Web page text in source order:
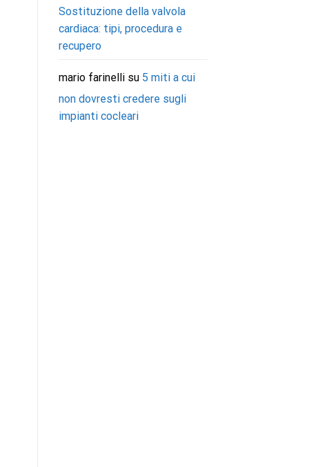
Sostituzione della valvola
cardiaca: tipi, procedura e
recupero
mario farinellisu 5 miti a cui
non dovresti credere sugli
impianti cocleari